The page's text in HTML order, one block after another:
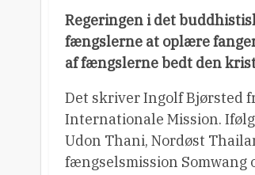
Regeringen i det
fængslerne at oplære
af fængslerne bedt den
Det skriver Ingolf Bjørsted
Internationale Mission.
Udon Thani, Nordøst
fængselsmission Somwang